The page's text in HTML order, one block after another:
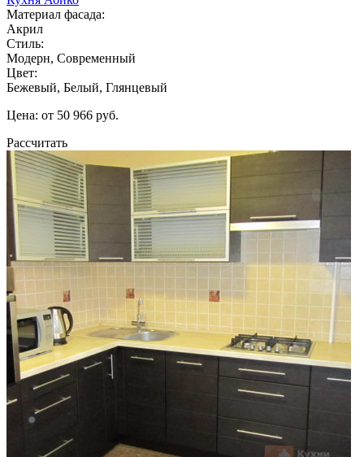
Материал фасада:
Акрил
Стиль:
Модерн, Современный
Цвет:
Бежевый, Белый, Глянцевый
Цена: от 50 966 руб.
Рассчитать